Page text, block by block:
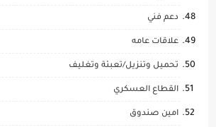
دعم فني
علاقات عامه
تحميل وتنزيل/تعبئة وتغليف
القطاع العسكري
امين صندوق